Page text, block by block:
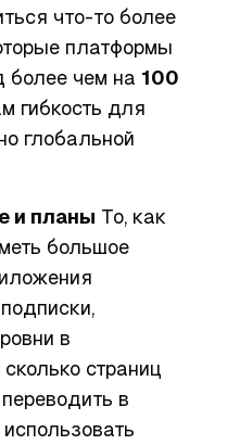
что-то более
платформы
более чем на 100
гибкость для
глобальной
и планы То, как
большое
в
сколько страниц
в